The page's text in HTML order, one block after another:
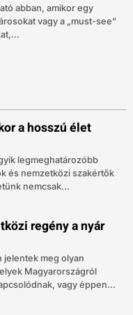
abban, amikor egy
vagy a „must-see”
a hosszú élet
legmeghatározóbb
és nemzetközi szakértők
nemcsak...
regény a nyár
jelentek meg olyan
Magyarországról
vagy éppen...